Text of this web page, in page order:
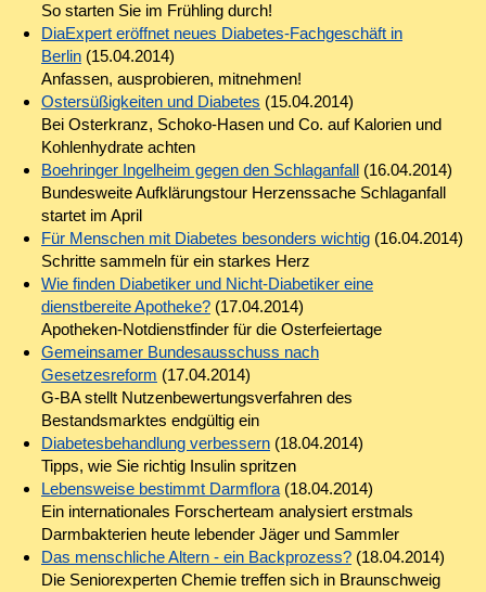
So starten Sie im Frühling durch!
DiaExpert eröffnet neues Diabetes-Fachgeschäft in
Berlin(15.04.2014)
Anfassen, ausprobieren, mitnehmen!
Ostersüßigkeiten und Diabetes (15.04.2014)
Bei Osterkranz, Schoko-Hasen und Co. auf Kalorien und
Kohlenhydrate achten
Boehringer Ingelheim gegen den Schlaganfall(16.04.2014)
Bundesweite Aufklärungstour Herzenssache Schlaganfall
startet im April
Für Menschen mit Diabetes besonders wichtig(16.04.2014)
Schritte sammeln für ein starkes Herz
Wie finden Diabetiker und Nicht-Diabetiker eine
dienstbereite Apotheke?(17.04.2014)
Apotheken-Notdienstfinder für die Osterfeiertage
Gemeinsamer Bundesausschuss nach
Gesetzesreform (17.04.2014)
G-BA stellt Nutzenbewertungsverfahren des
Bestandsmarktes endgültig ein
Diabetesbehandlung verbessern(18.04.2014)
Tipps, wie Sie richtig Insulin spritzen
Lebensweise bestimmt Darmflora(18.04.2014)
Ein internationales Forscherteam analysiert erstmals
Darmbakterien heute lebender Jäger und Sammler
Das menschliche Altern - ein Backprozess?(18.04.2014)
Die Seniorexperten Chemie treffen sich in Braunschweig